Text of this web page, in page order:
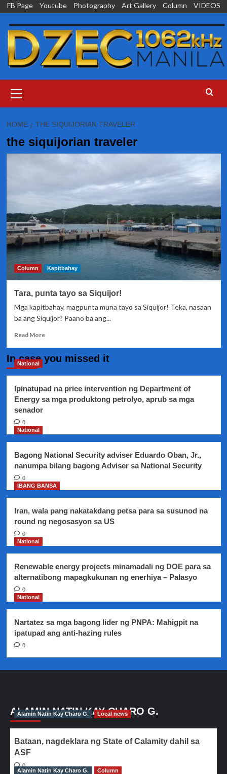
Skip
content
FB Page Youtube Photography Art Gallery Column VIDEOS
Menu
HOME THE SIQUIJORIAN TRAVELER
the siquijorian traveler
Column Kapitbahay
Tara, punta tayo sa Siquijor!
Mga kapitbahay, magpunta muna tayo sa Siquijor! Teka, nasaan
ba ang Siquijor? Paano ba ang...
Read MoreRead
Tara,
sa
Siquijor!
In case you missed it
National
Ipinatupad na price intervention ng Department of
Energy sa mga produktong petrolyo, aprub sa mga
senador
0
National
Bagong National Security adviser Eduardo Oban, Jr.,
nanumpa bilang bagong Adviser sa National Security
0
IBANG BANSA
Iran, wala pang nakatakdang petsa para sa susunod na
round ng negosasyon sa US
0
National
Renewable energy projects minamadali ng DOE para sa
alternatibong mapagkukunan ng enerhiya – Palasyo
0
National
Nartatez sa mga bagong lider ng PNPA: Mahigpit na
ipatupad ang anti-hazing rules
0
ALAMIN NATIN KAY CHARO G.
Alamin Natin Kay Charo G. Local news
Bataan, nagdeklara ng State of Calamity dahil sa
ASF
0
Alamin Natin Kay Charo G.
Column